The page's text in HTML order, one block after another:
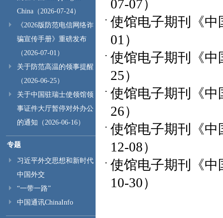
China（2026-07-24）
《2026版防范电信网络诈
骗宣传手册》重磅发布
（2026-07-01）
关于防范高温的领事提醒
（2026-06-25）
关于中国驻瑞士使领馆领
事证件大厅暂停对外办公
的通知（2026-06-16）
专题
习近平外交思想和新时代
中国外交
“一带一路”
中国通讯ChinaInfo
07-07）
使馆电子期刊《
01）
使馆电子期刊《
25）
使馆电子期刊《
26）
使馆电子期刊《
12-08）
使馆电子期刊《
10-30）